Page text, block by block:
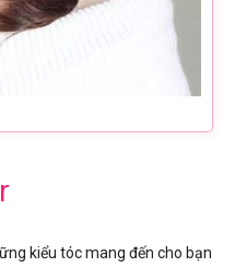
kiểu tóc mang đến cho bạn